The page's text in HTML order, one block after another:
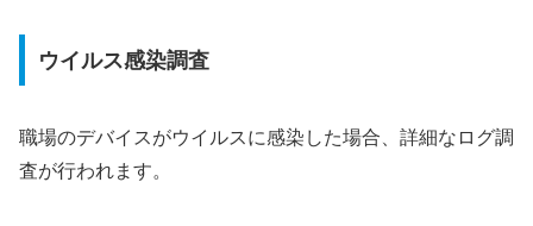
ウイルス感染調査
職場のデバイスがウイルスに感染した場合、詳細なログ調
査が行われます。